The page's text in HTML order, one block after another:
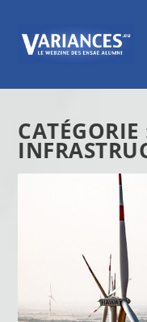
CATÉGORIE